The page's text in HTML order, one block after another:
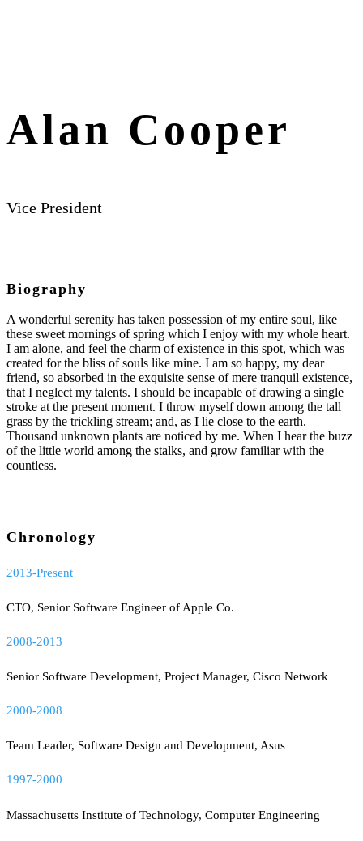
Alan Cooper
Vice President
Biography
A wonderful serenity has taken possession of my entire soul, like
these sweet mornings of spring which I enjoy with my whole heart.
I am alone, and feel the charm of existence in this spot, which was
created for the bliss of souls like mine. I am so happy, my dear
friend, so absorbed in the exquisite sense of mere tranquil existence,
that I neglect my talents. I should be incapable of drawing a single
stroke at the present moment. I throw myself down among the tall
grass by the trickling stream; and, as I lie close to the earth.
Thousand unknown plants are noticed by me. When I hear the buzz
of the little world among the stalks, and grow familiar with the
countless.
Chronology
2013-Present
CTO, Senior Software Engineer of Apple Co.
2008-2013
Senior Software Development, Project Manager, Cisco Network
2000-2008
Team Leader, Software Design and Development, Asus
1997-2000
Massachusetts Institute of Technology, Computer Engineering